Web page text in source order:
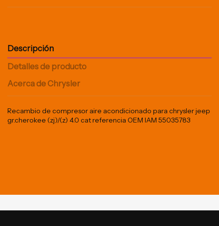
Descripción
Detalles de producto
Acerca de Chrysler
Recambio de compresor aire acondicionado para chrysler jeep
gr.cherokee (zj)/(z) 4.0 cat referencia OEM IAM 55035783